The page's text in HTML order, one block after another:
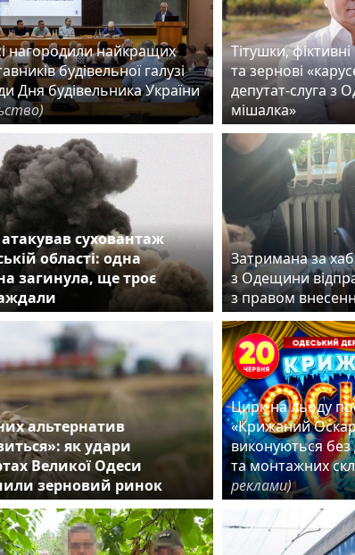
нагородили найкращих
будівельної галузі
Дня будівельника України
Тітушки,
та зернові
депутат-слуга з
мішалка»
суховантаж
області: одна
загинула, ще троє
Затримана за
з Одещини
з правом
альтернатив
як удари
Великої Одеси
зерновий ринок
Цирк на льоду
«Крижаний
виконуються без
та монтажних
реклами)